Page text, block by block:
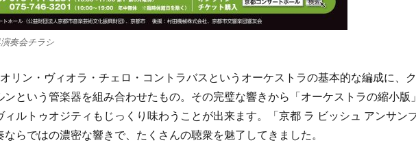
奏会チラシ
リン・ヴィオラ・チェロ・コントラバスというオーケストラの基本的な編成に、ク
という管楽器を組み合わせたもの。その完璧な響きから「オーケストラの縮小版
ィルトゥオジティもじっくり味わうことが出来ます。「京都 ラ ビッシュ アンサン
らではの濃密な響きで、たくさんの聴衆を魅了してきました。